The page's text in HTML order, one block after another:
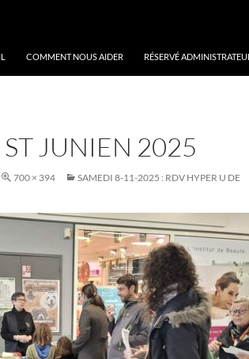
COMMENT NOUS AIDER RÉSERVÉ
ST JUNIEN 2025
700 × 394
SAMEDI 8-11-2025 : RDV HYPER U DE